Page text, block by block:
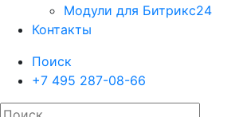
Модули для Битрикс24
Контакты
Поиск
+7 495 287-08-66